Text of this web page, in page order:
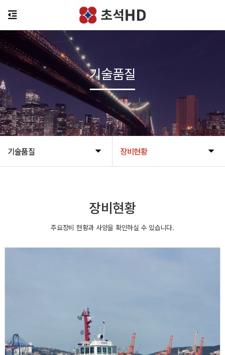
기술품질 장비현황
기술품질
장비현황
주요장비 현황과 사양을 확인하실 수 있습니다.